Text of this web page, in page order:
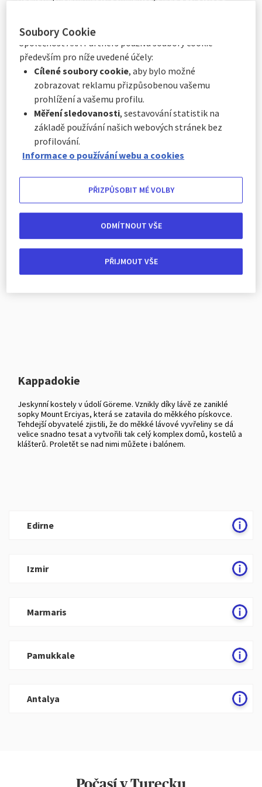
Istanbul
Město s úžasnou atmosférou na pomezí Evropy a Asie. Z
památek určitě nevynechejte katedrálu Sv.Sofie, Grand Bazaar,
visuté mosty přes Bospor, Modrou mešitu Sultána Ahmeda se
šesti minarety. A jižně od města leží ruiny Tróje.
Kappadokie
Jeskynní kostely v údolí Göreme. Vznikly díky lávě ze zaniklé
sopky Mount Erciyas, která se zatavila do měkkého pískovce.
Tehdejší obyvatelé zjistili, že do měkké lávové vyvřeliny se dá
velice snadno tesat a vytvořili tak celý komplex domů, kostelů a
klášterů. Proletět se nad nimi můžete i balónem.
Edirne
Izmir
Marmaris
Pamukkale
Antalya
Počasí v Turecku
Soubory Cookie
stránek.
Společnost AXA Partners používá soubory cookie
především pro níže uvedené účely:
Cílené soubory cookie, aby bylo možné
zobrazovat reklamu přizpůsobenou vašemu
prohlížení a vašemu profilu.
Měření sledovanosti, sestavování statistik na
základě používání našich webových stránek bez
profilování.
Informace o používání webu a cookies
PŘIZPŮSOBIT MÉ VOLBY
ODMÍTNOUT VŠE
PŘIJMOUT VŠE